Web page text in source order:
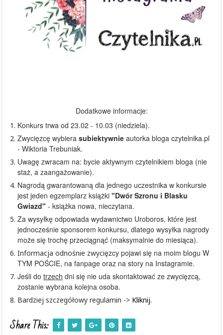
Dodatkowe informacje:
Konkurs trwa od 23.02 - 10.03 (niedziela).
Zwycięzcę wybiera subiektywnie autorka bloga czytelnika.pl
- Wiktoria Trebuniak.
Uwagę zwracam na: bycie aktywnym czytelnikiem bloga (nie
staż, a zaangażowanie).
Nagrodą gwarantowaną dla jednego uczestnika w konkursie
jest jeden egzemplarz książki "Dwór Szronu i Blasku
Gwiazd" - książka nowa, nieczytana.
Za wysyłkę odpowiada wydawnictwo Uroboros, które jest
jednocześnie sponsorem konkursu, dlatego wysyłka nagrody
może się trochę przeciągnąć (maksymalnie do miesiąca).
Informacja odnośnie zwycięzcy pojawi się na moim blogu W
TYM POŚCIE, na fanpage oraz na story na Instagramie.
Jeśli do trzech dni się nie uda skontaktować ze zwycięzcą,
zostanie wybrana kolejna osoba.
Bardziej szczegółowy regulamin -> Kliknij.
Share This: